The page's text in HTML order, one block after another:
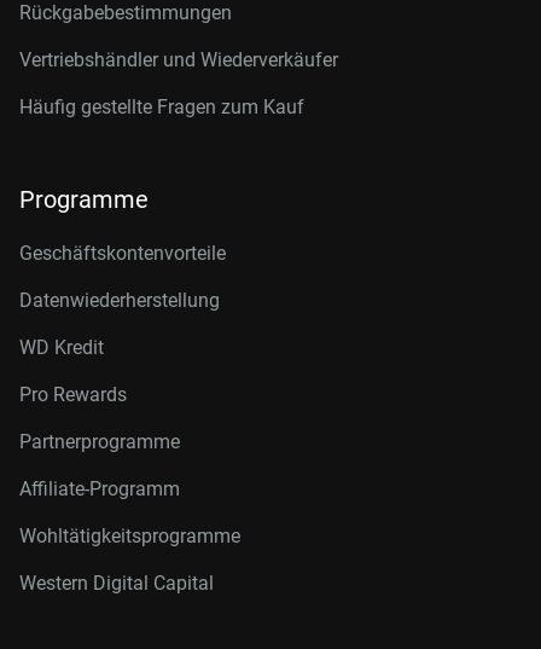
Rückgabebestimmungen
Vertriebshändler und Wiederverkäufer
Häufig gestellte Fragen zum Kauf
Programme
Geschäftskontenvorteile
Datenwiederherstellung
WD Kredit
Pro Rewards
Partnerprogramme
Affiliate-Programm
Wohltätigkeitsprogramme
Western Digital Capital